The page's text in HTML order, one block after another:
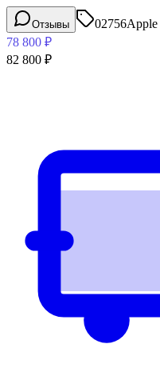
Отзывы 02756Apple
78 800 ₽
82 800 ₽